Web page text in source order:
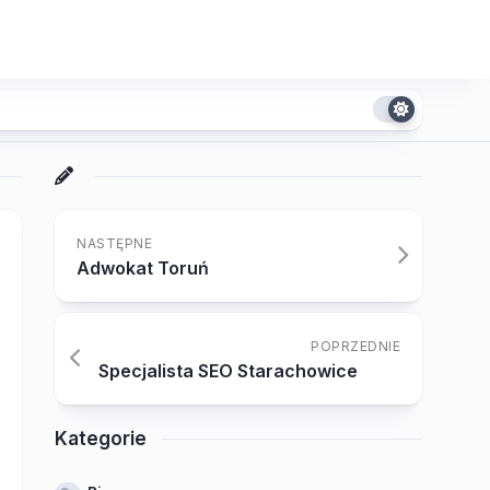
NASTĘPNE
Adwokat Toruń
POPRZEDNIE
Specjalista SEO Starachowice
Kategorie